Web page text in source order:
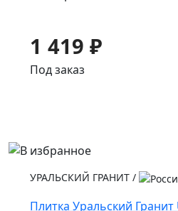
1 419 ₽
Под заказ
УРАЛЬСКИЙ ГРАНИТ /
Плитка Уральский Гранит